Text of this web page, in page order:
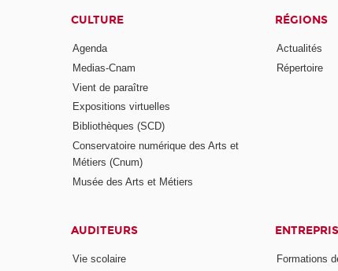
CULTURE
Agenda
Medias-Cnam
Vient de paraître
Expositions virtuelles
Bibliothèques (SCD)
Conservatoire numérique des Arts et
Métiers (Cnum)
Musée des Arts et Métiers
RÉGIONS
Actualités
Répertoire
AUDITEURS
Vie scolaire
Formations